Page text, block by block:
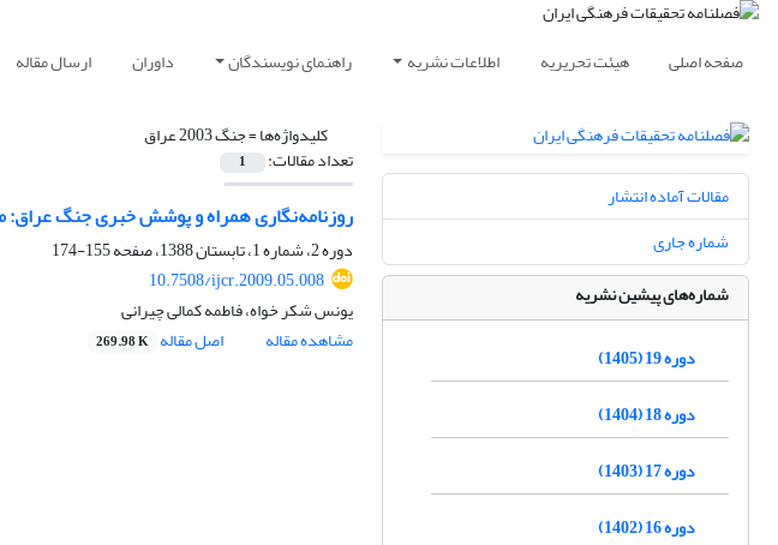
صفحه اصلی هیئت تحریریه اطلاعات نشریه راهنمای نویسندگان داوران ارسال مقاله
کلیدواژه‌ها =جنگ 2003 عراق
تعداد مقالات: 1
روزنامه‌نگاری همراه و پوشش خبری جنگ عراق:
دوره 2، شماره 1، تابستان 1388، صفحه
155-174
10.7508/ijcr.2009.05.008
یونس شکر خواه، فاطمه کمالی چیرانی
مشاهده مقاله
اصل مقاله 269.98 K
مقالات آماده انتشار
شماره جاری
شماره‌های پیشین نشریه
دوره 19 (1405)
دوره 18 (1404)
دوره 17 (1403)
دوره 16 (1402)